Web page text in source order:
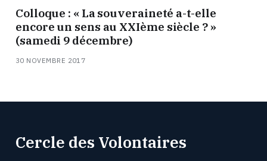
Colloque : « La souveraineté a-t-elle
encore un sens au XXIème siècle ? »
(samedi 9 décembre)
30 NOVEMBRE 2017
Cercle des Volontaires